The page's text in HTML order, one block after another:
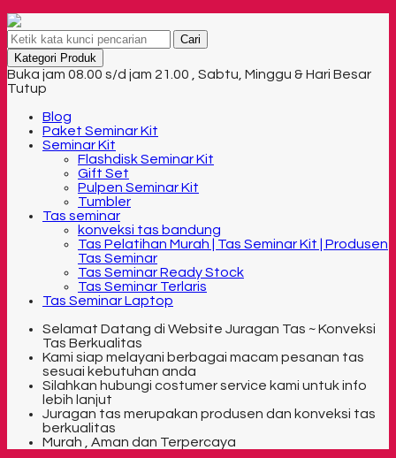
Cari
Kategori Produk
Buka jam 08.00 s/d jam 21.00 , Sabtu, Minggu & Hari Besar
Tutup
Blog
Paket Seminar Kit
Seminar Kit
Flashdisk Seminar Kit
Gift Set
Pulpen Seminar Kit
Tumbler
Tas seminar
konveksi tas bandung
Tas Pelatihan Murah | Tas Seminar Kit | Produsen
Tas Seminar
Tas Seminar Ready Stock
Tas Seminar Terlaris
Tas Seminar Laptop
Selamat Datang di Website Juragan Tas ~ Konveksi
Tas Berkualitas
Kami siap melayani berbagai macam pesanan tas
sesuai kebutuhan anda
Silahkan hubungi costumer service kami untuk info
lebih lanjut
Juragan tas merupakan produsen dan konveksi tas
berkualitas
Murah , Aman dan Terpercaya